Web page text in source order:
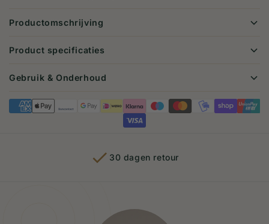
Productomschrijving
Product specificaties
Gebruik & Onderhoud
30 dagen retour